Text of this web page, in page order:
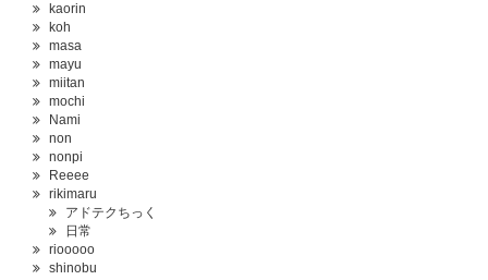
kaorin
koh
masa
mayu
miitan
mochi
Nami
non
nonpi
Reeee
rikimaru
アドテクちっく
日常
riooooo
shinobu